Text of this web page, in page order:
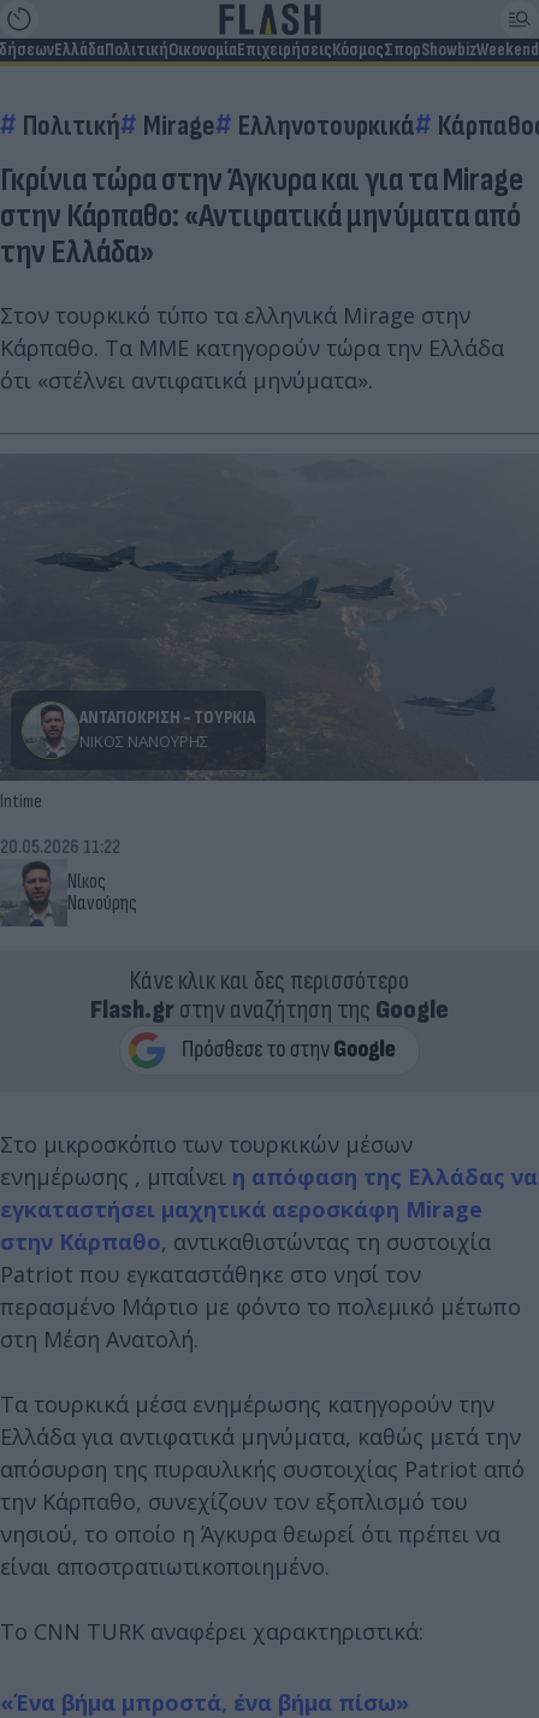
ΕλλάδαΠολιτικήΟικονομίαΕπιχειρήσειςΚόσμοςΣπορShowbizWeekend
Πολιτική Mirage Ελληνοτουρκικά
Γκρίνια τώρα στην Άγκυρα και για τα Mirage
στην Κάρπαθο: «Αντιφατικά μηνύματα από
την Ελλάδα»
Στον τουρκικό τύπο τα ελληνικά Mirage στην
Κάρπαθο. Τα ΜΜΕ κατηγορούν τώρα την Ελλάδα
ότι «στέλνει αντιφατικά μηνύματα».
ΑΝΤΑΠΟΚΡΙΣΗ - ΤΟΥΡΚΙΑ
ΝΊΚΟΣ ΝΑΝΟΎΡΗΣ
Intime
Νίκος
Νανούρης
20.05.2026 11:22
Κάνε κλικ και δες περισσότερο
Flash.grστην αναζήτηση της Google
Στο μικροσκόπιο των τουρκικών μέσων
ενημέρωσης , μπαίνει η απόφαση της Ελλάδας να
εγκαταστήσει μαχητικά αεροσκάφη Mirage
στην Κάρπαθο, αντικαθιστώντας τη συστοιχία
Patriot που εγκαταστάθηκε στο νησί τον
περασμένο Μάρτιο με φόντο το πολεμικό μέτωπο
στη Μέση Ανατολή.
Τα τουρκικά μέσα ενημέρωσης κατηγορούν την
Ελλάδα για αντιφατικά μηνύματα, καθώς μετά την
απόσυρση της πυραυλικής συστοιχίας Patriot από
την Κάρπαθο, συνεχίζουν τον εξοπλισμό του
νησιού, το οποίο η Άγκυρα θεωρεί ότι πρέπει να
είναι αποστρατιωτικοποιημένο.
Το CNN TURK αναφέρει χαρακτηριστικά:
«Ένα βήμα μπροστά, ένα βήμα πίσω»